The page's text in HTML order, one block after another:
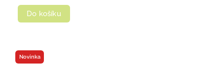
Do košíku
Novinka